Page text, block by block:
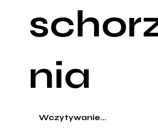
nia
Wczytywanie...